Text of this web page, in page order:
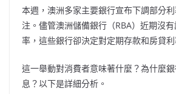
本週，澳洲多家主要銀行宣布下調部分
注。儘管澳洲儲備銀行（RBA）近期沒
率，這些銀行卻決定對定期存款和房貸利
這一舉動對消費者意味著什麼？為什麼
息？以下是詳細分析。